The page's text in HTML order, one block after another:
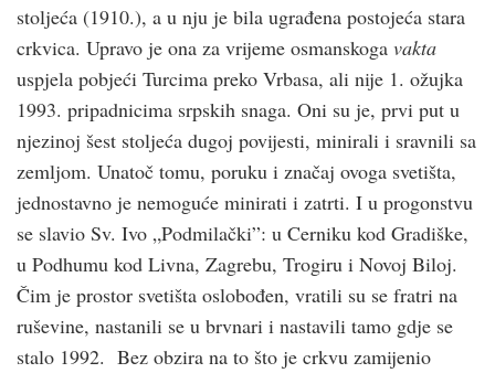
stoljeća (1910.), a u nju je bila ugrađena postojeća stara
crkvica. Upravo je ona za vrijeme osmanskoga vakta
uspjela pobjeći Turcima preko Vrbasa, ali nije 1. ožujka
1993. pripadnicima srpskih snaga. Oni su je, prvi put u
njezinoj šest stoljeća dugoj povijesti, minirali i sravnili sa
zemljom. Unatoč tomu, poruku i značaj ovoga svetišta,
jednostavno je nemoguće minirati i zatrti. I u progonstvu
se slavio Sv. Ivo „Podmilački”: u Cerniku kod Gradiške,
u Podhumu kod Livna, Zagrebu, Trogiru i Novoj Biloj.
Čim je prostor svetišta oslobođen, vratili su se fratri na
ruševine, nastanili se u brvnari i nastavili tamo gdje se
stalo 1992. Bez obzira na to što je crkvu zamijenio